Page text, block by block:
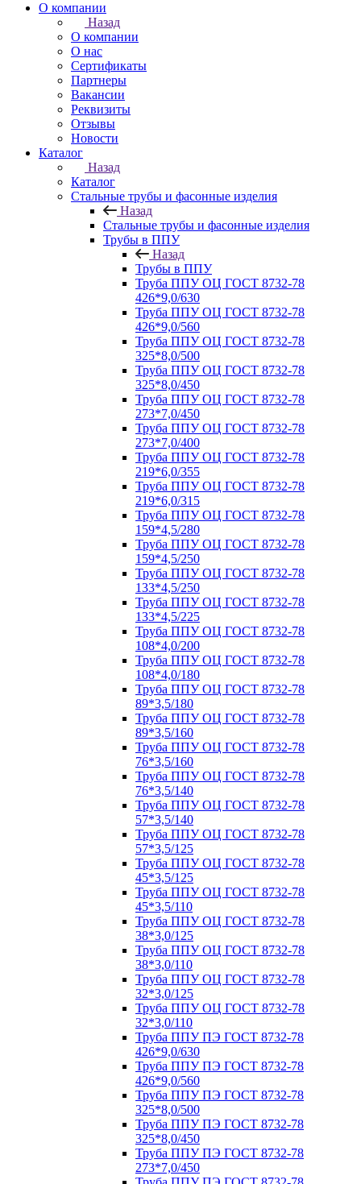
О компании
Назад
О компании
О нас
Сертификаты
Партнеры
Вакансии
Реквизиты
Отзывы
Новости
Каталог
Назад
Каталог
Стальные трубы и фасонные изделия
Назад
Стальные трубы и фасонные изделия
Трубы в ППУ
Назад
Трубы в ППУ
Труба ППУ ОЦ ГОСТ 8732-78
426*9,0/630
Труба ППУ ОЦ ГОСТ 8732-78
426*9,0/560
Труба ППУ ОЦ ГОСТ 8732-78
325*8,0/500
Труба ППУ ОЦ ГОСТ 8732-78
325*8,0/450
Труба ППУ ОЦ ГОСТ 8732-78
273*7,0/450
Труба ППУ ОЦ ГОСТ 8732-78
273*7,0/400
Труба ППУ ОЦ ГОСТ 8732-78
219*6,0/355
Труба ППУ ОЦ ГОСТ 8732-78
219*6,0/315
Труба ППУ ОЦ ГОСТ 8732-78
159*4,5/280
Труба ППУ ОЦ ГОСТ 8732-78
159*4,5/250
Труба ППУ ОЦ ГОСТ 8732-78
133*4,5/250
Труба ППУ ОЦ ГОСТ 8732-78
133*4,5/225
Труба ППУ ОЦ ГОСТ 8732-78
108*4,0/200
Труба ППУ ОЦ ГОСТ 8732-78
108*4,0/180
Труба ППУ ОЦ ГОСТ 8732-78
89*3,5/180
Труба ППУ ОЦ ГОСТ 8732-78
89*3,5/160
Труба ППУ ОЦ ГОСТ 8732-78
76*3,5/160
Труба ППУ ОЦ ГОСТ 8732-78
76*3,5/140
Труба ППУ ОЦ ГОСТ 8732-78
57*3,5/140
Труба ППУ ОЦ ГОСТ 8732-78
57*3,5/125
Труба ППУ ОЦ ГОСТ 8732-78
45*3,5/125
Труба ППУ ОЦ ГОСТ 8732-78
45*3,5/110
Труба ППУ ОЦ ГОСТ 8732-78
38*3,0/125
Труба ППУ ОЦ ГОСТ 8732-78
38*3,0/110
Труба ППУ ОЦ ГОСТ 8732-78
32*3,0/125
Труба ППУ ОЦ ГОСТ 8732-78
32*3,0/110
Труба ППУ ПЭ ГОСТ 8732-78
426*9,0/630
Труба ППУ ПЭ ГОСТ 8732-78
426*9,0/560
Труба ППУ ПЭ ГОСТ 8732-78
325*8,0/500
Труба ППУ ПЭ ГОСТ 8732-78
325*8,0/450
Труба ППУ ПЭ ГОСТ 8732-78
273*7,0/450